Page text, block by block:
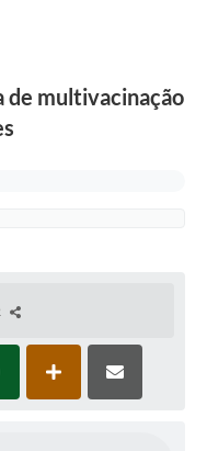
de multivacinação